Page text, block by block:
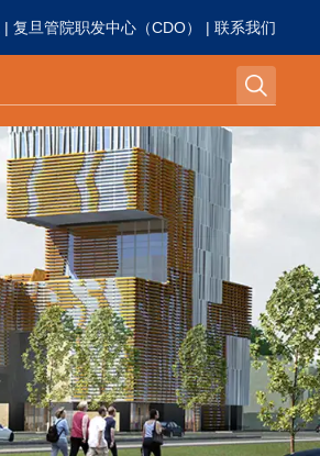
| 复旦管院职发中心（CDO） | 联系我们